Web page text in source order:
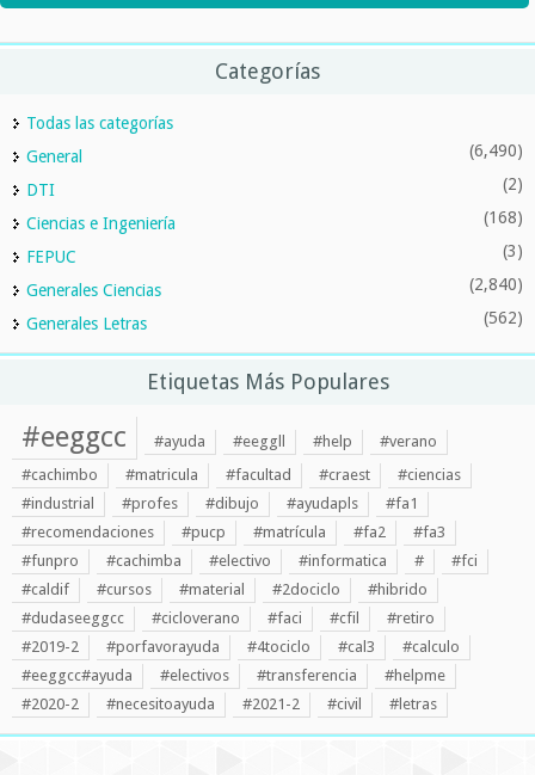
Categorías
Todas las categorías
General
(6,490)
DTI (2)
Ciencias e Ingeniería (168)
FEPUC (3)
Generales Ciencias (2,840)
Generales Letras (562)
Etiquetas Más Populares
#eeggcc #ayuda #eeggll #help
#verano
#cachimbo
#matricula #facultad #craest
#ciencias
#industrial
#profes #dibujo #ayudapls
#fa1
#recomendaciones
#pucp #matrícula #fa2
#fa3
#funpro
#cachimba #electivo #informatica #
#fci
#caldif
#cursos #material #2dociclo
#hibrido
#dudaseeggcc
#cicloverano #faci #cfil
#retiro
#2019-2
#porfavorayuda #4tociclo #cal3
#calculo
#eeggcc#ayuda
#electivos #transferencia
#helpme
#2020-2
#necesitoayuda #2021-2 #civil #letras